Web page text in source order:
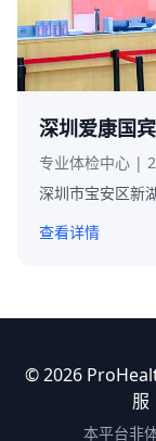
深圳爱康国
专业体检中心 |
深圳市宝安区新
查看详情
© 2026
服
本平台非